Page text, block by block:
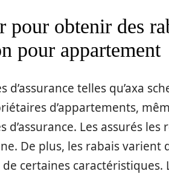
pour obtenir des
pour appartement
d’assurance telles qu’axa
d’appartements,
d’assurance. Les assurés
De plus, les rabais varient
certaines caractéristiques.